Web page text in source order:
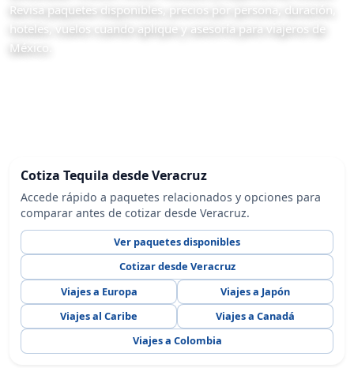
Revisa paquetes disponibles, precios por persona, duración,
hoteles, vuelos cuando aplique y asesoría para viajeros de
México.
Cotiza Tequila desde Veracruz
Accede rápido a paquetes relacionados y opciones para
comparar antes de cotizar desde Veracruz.
Ver paquetes disponibles
Cotizar desde Veracruz
Viajes a Europa
Viajes a Japón
Viajes al Caribe
Viajes a Canadá
Viajes a Colombia